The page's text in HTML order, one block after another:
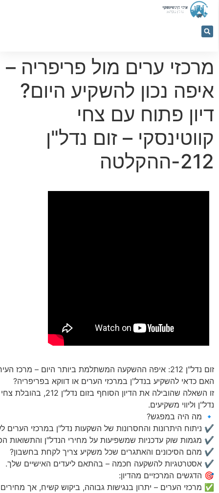
053-
5366884
מרכזי ערים מול פריפריה –
איפה נכון להשקיע היום?
דיון פתוח עם צחי
קווטינסקי – זום נדל"ן
212-ההקלטה
זום נדל"ן 212: איפה ההשקעה המשתלמת ביותר היום – מרכז העיר או הפריפריה?
האם כדאי להשקיע בנדל"ן במרכזי הערים או דווקא בפריפריה?
זו השאלה שהובילה את הדיון
נדל"ן וליווי משקיעים.
🔹 מה היה במפגש?
✔️ ניתוח היתרונות והחסרונות של השקעות נדל"ן במרכזי הערים
✔️ מגמות שוק עדכניות שמשפיעות על מחירי הנדל"ן והתשואות
✔️ מהם הסיכונים והאתגרים שכל משקיע צריך לקחת בחשבון?
✔️ אסטרטגיות להשקעה חכמה – בהתאם ליעדים האישיים שלך.
🎯 הדגשים המרכזיים מהדיון:
✅ מרכזי הערים – יתרון בנגישות גבוהה, ביקוש קשיח, אך מחירים